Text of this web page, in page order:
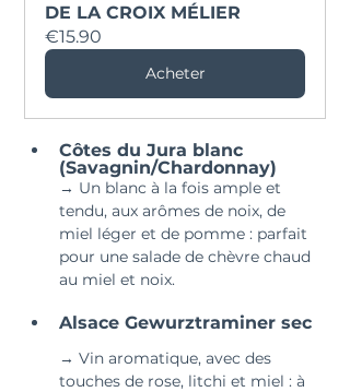
DE LA CROIX MÉLIER
€15.90
Acheter
Côtes du Jura blanc
(Savagnin/Chardonnay)
→ Un blanc à la fois ample et
tendu, aux arômes de noix, de
miel léger et de pomme : parfait
pour une salade de chèvre chaud
au miel et noix.
Alsace Gewurztraminer sec
→ Vin aromatique, avec des
touches de rose, litchi et miel : à